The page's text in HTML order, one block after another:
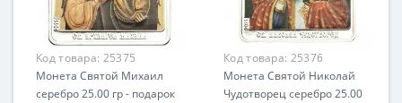
Код товара: 25375
Монета Святой Михаил
серебро 25.00 гр - подарок
Код товара: 25376
Монета Святой Николай
Чудотворец серебро 25.00